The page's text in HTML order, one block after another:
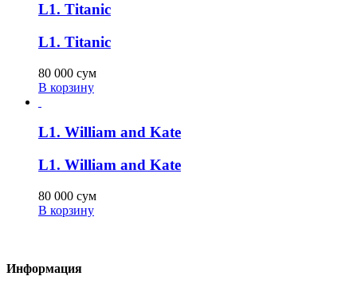
L1. Titanic
L1. Titanic
80 000 сум
В корзину
L1. William and Kate
L1. William and Kate
80 000 сум
В корзину
Информация